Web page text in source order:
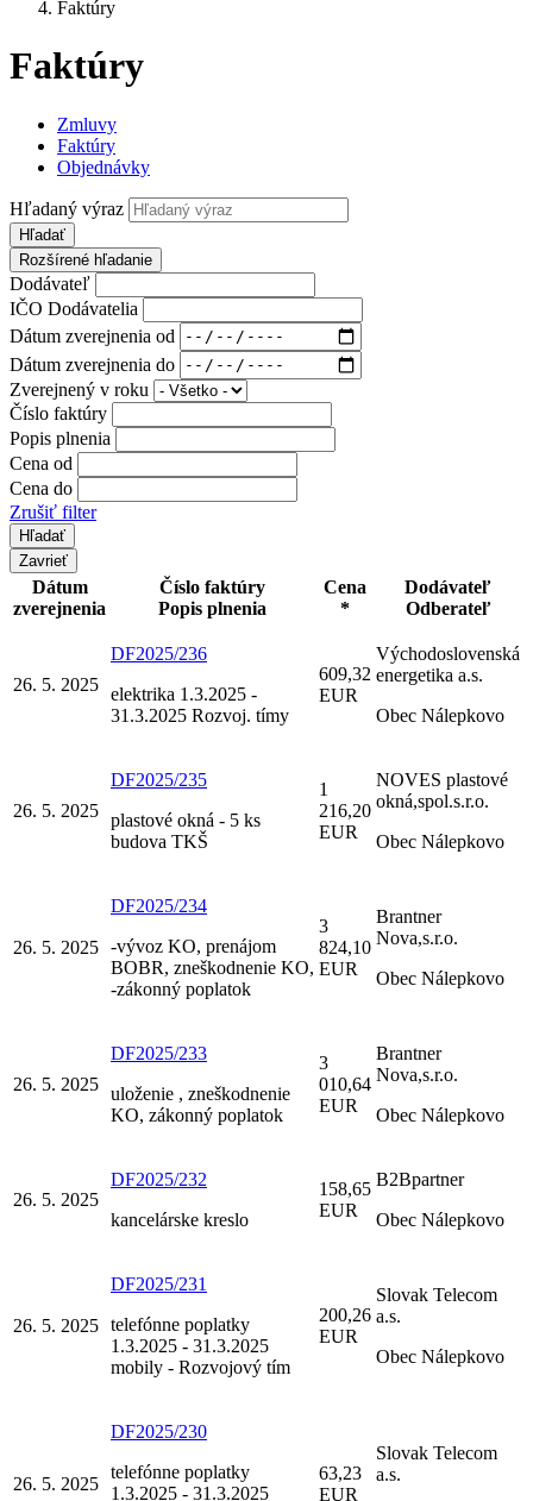
Faktúry
Faktúry
Zmluvy
Faktúry
Objednávky
Hľadaný výraz
Hľadať
Rozšírené hľadanie
Dodávateľ
IČO Dodávatelia
Dátum zverejnenia od
Dátum zverejnenia do
Zverejnený v roku
Číslo faktúry
Popis plnenia
Cena od
Cena do
Zrušiť filter
Zavrieť
Dátum
zverejnenia
Číslo faktúry
Popis plnenia
Cena
*
Dodávateľ
Odberateľ
26. 5. 2025
DF2025/236
elektrika 1.3.2025 -
31.3.2025 Rozvoj. tímy
609,32
EUR
Východoslovenská
energetika a.s.
Obec Nálepkovo
26. 5. 2025
DF2025/235
plastové okná - 5 ks
budova TKŠ
1
216,20
EUR
NOVES plastové
okná,spol.s.r.o.
Obec Nálepkovo
26. 5. 2025
DF2025/234
-vývoz KO, prenájom
BOBR, zneškodnenie KO,
-zákonný poplatok
3
824,10
EUR
Brantner
Nova,s.r.o.
Obec Nálepkovo
26. 5. 2025
DF2025/233
uloženie , zneškodnenie
KO, zákonný poplatok
3
010,64
EUR
Brantner
Nova,s.r.o.
Obec Nálepkovo
26. 5. 2025
DF2025/232
kancelárske kreslo
158,65
EUR
B2Bpartner
Obec Nálepkovo
26. 5. 2025
DF2025/231
telefónne poplatky
1.3.2025 - 31.3.2025
mobily - Rozvojový tím
200,26
EUR
Slovak Telecom
a.s.
Obec Nálepkovo
26. 5. 2025
DF2025/230
telefónne poplatky
1.3.2025 - 31.3.2025
63,23
EUR
Slovak Telecom
a.s.